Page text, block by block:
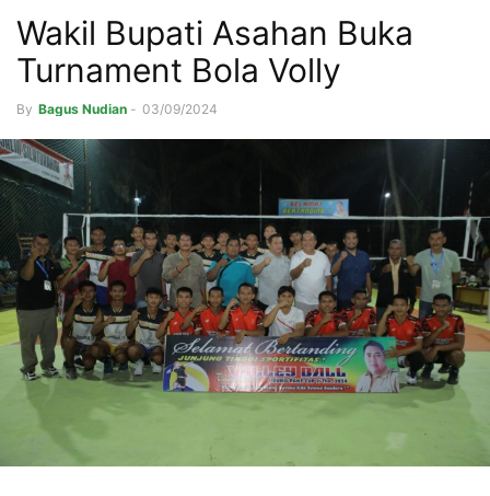
Wakil Bupati Asahan Buka
Turnament Bola Volly
By Bagus Nudian - 03/09/2024